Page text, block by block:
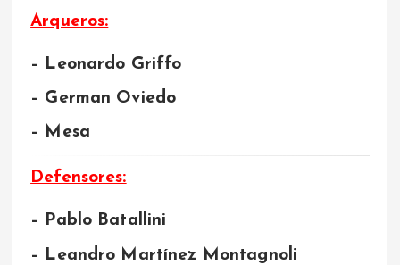
Arqueros:
– Leonardo Griffo
– German Oviedo
– Mesa
Defensores:
– Pablo Batallini
– Leandro Martínez Montagnoli